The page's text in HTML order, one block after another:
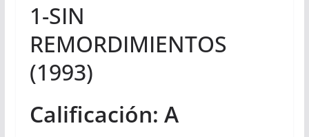
1-SIN
REMORDIMIENTOS
(1993)
Calificación: A